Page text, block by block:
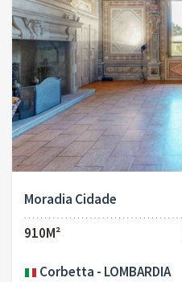
Moradia Cidade
910M²
Corbetta - LOMBARDIA